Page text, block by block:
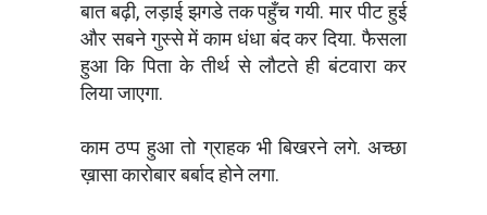
बात बढ़ी, लड़ाई झगडे तक पहुँच गयी. मार पीट हुई
और सबने गुस्से में काम धंधा बंद कर दिया. फैसला
हुआ कि पिता के तीर्थ से लौटते ही बंटवारा कर
लिया जाएगा.
काम ठप्प हुआ तो ग्राहक भी बिखरने लगे. अच्छा
ख़ासा कारोबार बर्बाद होने लगा.